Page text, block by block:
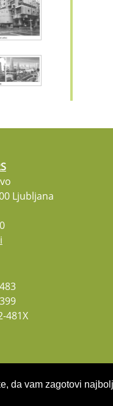
da vam zagotovi
Ljubljana
481X